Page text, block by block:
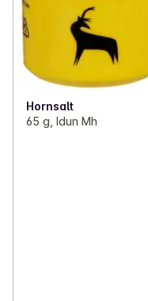
Hornsalt
65 g, Idun Mh